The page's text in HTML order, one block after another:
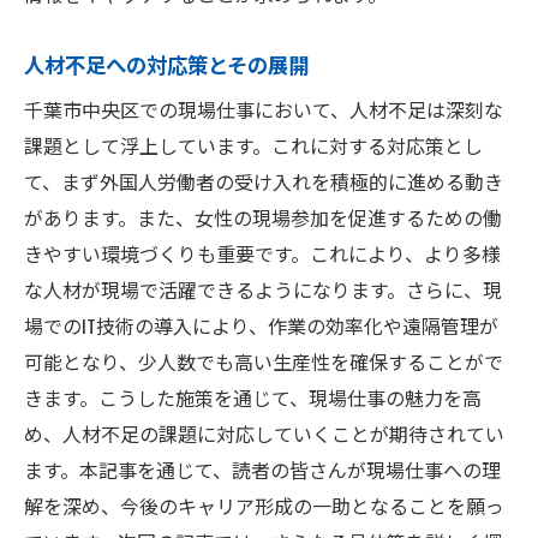
人材不足への対応策とその展開
千葉市中央区での現場仕事において、人材不足は深刻な
課題として浮上しています。これに対する対応策とし
て、まず外国人労働者の受け入れを積極的に進める動き
があります。また、女性の現場参加を促進するための働
きやすい環境づくりも重要です。これにより、より多様
な人材が現場で活躍できるようになります。さらに、現
場でのIT技術の導入により、作業の効率化や遠隔管理が
可能となり、少人数でも高い生産性を確保することがで
きます。こうした施策を通じて、現場仕事の魅力を高
め、人材不足の課題に対応していくことが期待されてい
ます。本記事を通じて、読者の皆さんが現場仕事への理
解を深め、今後のキャリア形成の一助となることを願っ